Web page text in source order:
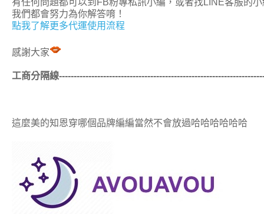
我們都會努力為你解答唷！
點我了解更多代運使用流程
感謝大家
工商分隔線
這麼美的知恩穿哪個品牌編編當然不會放過哈哈哈哈哈哈